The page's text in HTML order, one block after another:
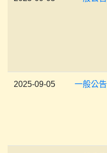
2025-09-05 一般公告